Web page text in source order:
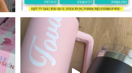
מטף לגילוי מין העובר חזר למלא